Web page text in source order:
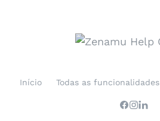
Início Todas as funcionalidades